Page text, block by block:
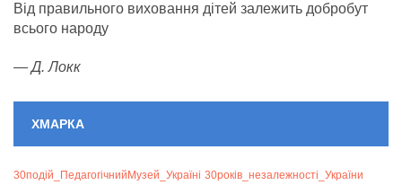
Від правильного виховання дітей залежить добробут
всього народу
—Д. Локк
ХМАРКА
30подій_ПедагогічнийМузей_Україні 30років_незалежності_України